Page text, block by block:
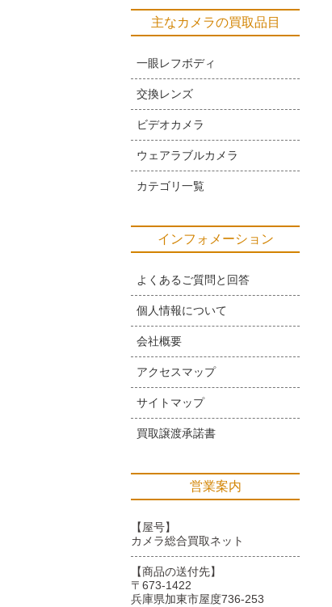
主なカメラの買取品目
一眼レフボディ
交換レンズ
ビデオカメラ
ウェアラブルカメラ
カテゴリ一覧
インフォメーション
よくあるご質問と回答
個人情報について
会社概要
アクセスマップ
サイトマップ
買取譲渡承諾書
営業案内
【屋号】
カメラ総合買取ネット
【商品の送付先】
〒673-1422
兵庫県加東市屋度736-253